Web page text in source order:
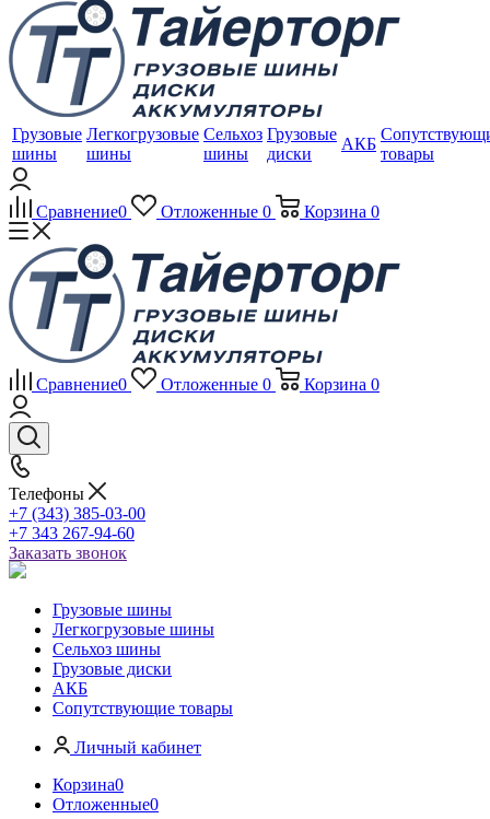
Грузовые
шины
Легкогрузовые
шины
Сельхоз
шины
Грузовые
диски
АКБ
товары
Сравнение0 Отложенные 0 Корзина 0
Сравнение0 Отложенные 0 Корзина 0
Телефоны
+7 (343) 385-03-00
+7 343 267-94-60
Заказать звонок
Грузовые шины
Легкогрузовые шины
Сельхоз шины
Грузовые диски
АКБ
Сопутствующие товары
Личный кабинет
Корзина0
Отложенные0